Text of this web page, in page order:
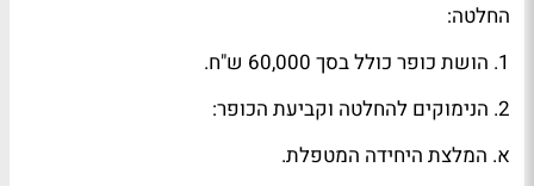
החלטה:
1. הושת כופר כולל בסך 60,000 ש"ח.
2. הנימוקים להחלטה וקביעת הכופר:
א. המלצת היחידה המטפלת.